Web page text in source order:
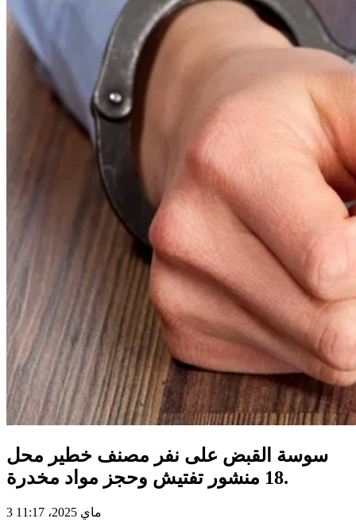
سوسة القبض على نفر مصنف خطير محل
18 منشور تفتيش وحجز مواد مخدرة.
3 ماي 2025، 11:17